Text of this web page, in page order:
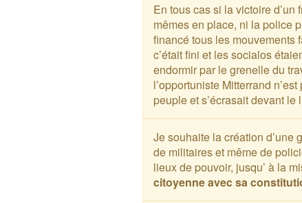
En tous cas si la victoire
mêmes en place, ni la police
financé tous les mouvements
c’était fini et les socialos
endormir par le grenelle du
l’opportuniste Mitterrand
peuple et s’écrasait devant le
Je souhaite la création d’une
de militaires et même de
lieux de pouvoir, jusqu’ à la
citoyenne avec sa